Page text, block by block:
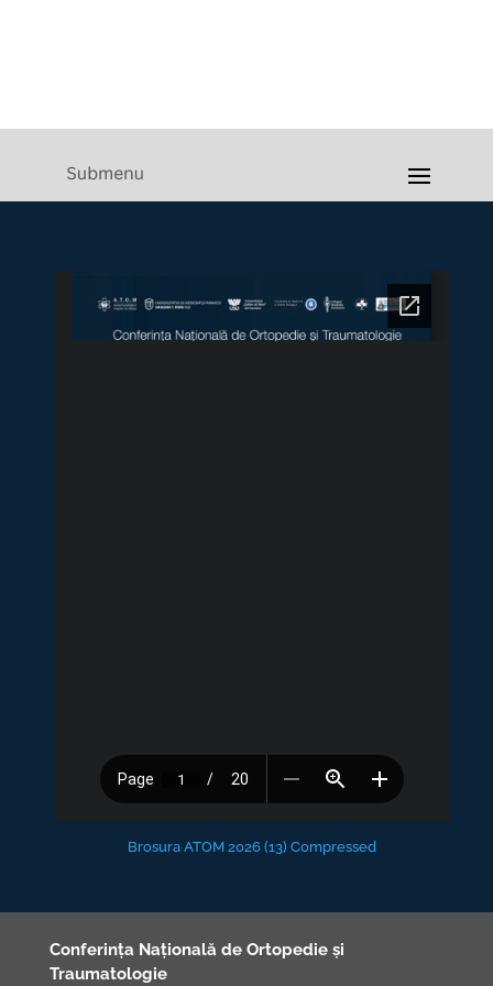
Brosura ATOM 2026 (13) Compressed
Conferința Națională de Ortopedie și
Traumatologie